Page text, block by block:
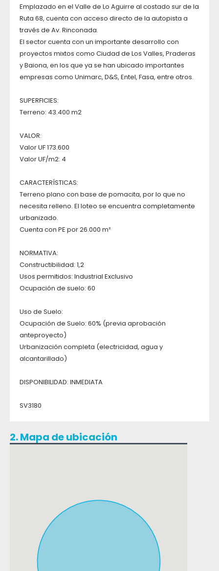
Emplazado en el Valle de Lo Aguirre al costado sur de la
Ruta 68, cuenta con acceso directo de la autopista a
través de Av. Rinconada.
El sector cuenta con un importante desarrollo con
proyectos mixtos como Ciudad de Los Valles, Praderas
y Baiona, en los que ya se han ubicado importantes
empresas como Unimarc, D&S, Entel, Fasa, entre otros.
SUPERFICIES:
Terreno: 43.400 m2
VALOR:
Valor UF 173.600
Valor UF/m2: 4
CARACTERÍSTICAS:
Terreno plano con base de pomacita, por lo que no
necesita relleno. El loteo se encuentra completamente
urbanizado.
Cuenta con PE por 26.000 m²
NORMATIVA:
Constructibilidad: 1,2
Usos permitidos: Industrial Exclusivo
Ocupación de suelo: 60
Uso de Suelo:
Ocupación de Suelo: 60% (previa aprobación
anteproyecto)
Urbanización completa (electricidad, agua y
alcantarillado)
DISPONIBILIDAD: INMEDIATA
SV3180
2. Mapa de ubicación